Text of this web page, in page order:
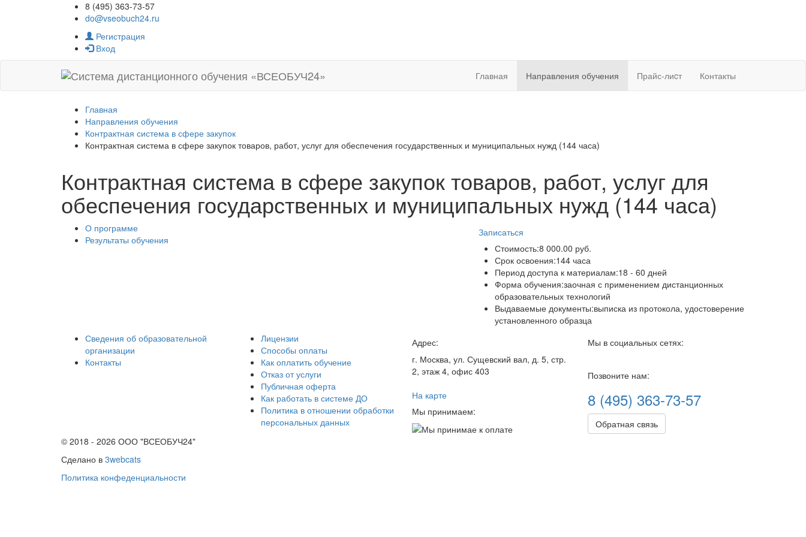
8 (495) 363-73-57
do@vseobuch24.ru
Регистрация
Вход
Главная Направления обучения Прайс-лиcт Контакты
Главная
Направления обучения
Контрактная система в сфере закупок
Контрактная система в сфере закупок товаров, работ, услуг для обеспечения государственных и муниципальных нужд (144 часа)
Контрактная система в сфере закупок товаров, работ, услуг для
обеспечения государственных и муниципальных нужд (144 часа)
О программе
Результаты обучения
Записаться
Стоимость:8 000.00 руб.
Срок освоения:144 часа
Период доступа к материалам:18 - 60 дней
Форма обучения:заочная с применением дистанционных
образовательных технологий
Выдаваемые документы:выписка из протокола, удостоверение
установленного образца
Сведения об образовательной
организации
Контакты
Лицензии
Способы оплаты
Как оплатить обучение
Отказ от услуги
Публичная оферта
Как работать в системе ДО
Политика в отношении обработки
персональных данных
Адрес:
г. Москва, ул. Сущевский вал, д. 5, стр.
2, этаж 4, офис 403
На карте
Мы принимаем:
Мы в социальных сетях:
Позвоните нам:
8 (495) 363-73-57
Обратная связь
© 2018 - 2026 ООО "ВСЕОБУЧ24"
Сделано в 3webcats
Политика конфеденциальности